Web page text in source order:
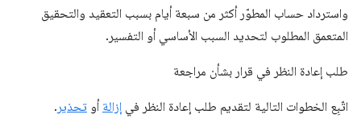
واسترداد حساب المطوّر أكثر من سبعة أيام بسبب التعقيد والتحقيق
المتعمق المطلوب لتحديد السبب الأساسي أو التفسير.
طلب إعادة النظر في قرار بشأن مراجعة
اتّبِع الخطوات التالية لتقديم طلب إعادة النظر في إزالة أو تحذير .